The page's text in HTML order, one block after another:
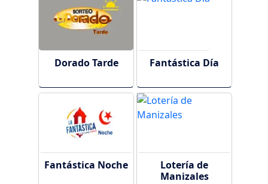
Dorado Tarde Fantástica Día
Fantástica Noche
Lotería de
Manizales